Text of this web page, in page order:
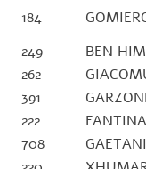
184
249
BEN
262
391
222
708
GAETANI